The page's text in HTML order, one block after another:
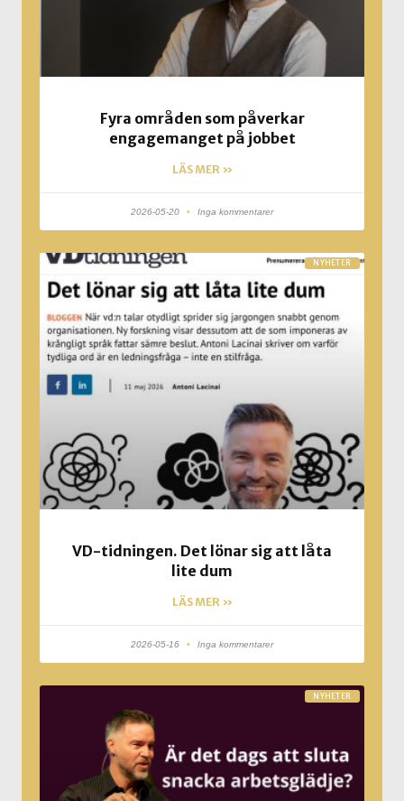
Fyra områden som påverkar
engagemanget på jobbet
LÄS MER »
2026-05-20 Inga kommentarer
NYHETER
VD-tidningen. Det lönar sig att låta
lite dum
LÄS MER »
2026-05-16 Inga kommentarer
NYHETER